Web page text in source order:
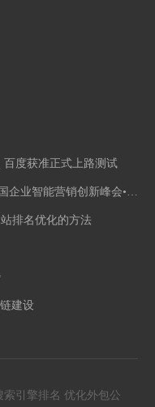
度获准正式上路测试
创新峰会•南京站”活动圆满落幕！
排名优化的方法
建设
索引擎排名 优化外包公